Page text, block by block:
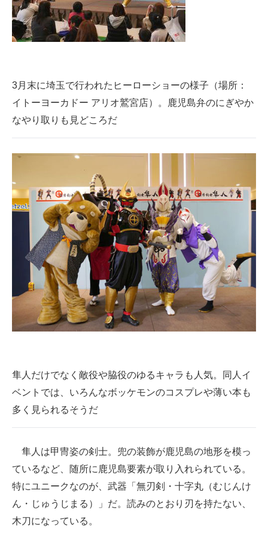
3月末に埼玉で行われたヒーローショーの様子（場所：
イトーヨーカドー アリオ鷲宮店）。鹿児島弁のにぎやか
なやり取りも見どころだ
隼人だけでなく敵役や脇役のゆるキャラも人気。同人イ
ベントでは、いろんなボッケモンのコスプレや薄い本も
多く見られるそうだ
隼人は甲冑姿の剣士。兜の装飾が鹿児島の地形を模っ
ているなど、随所に鹿児島要素が取り入れられている。
特にユニークなのが、武器「無刃剣・十字丸（むじんけ
ん・じゅうじまる）」だ。読みのとおり刃を持たない、
木刀になっている。